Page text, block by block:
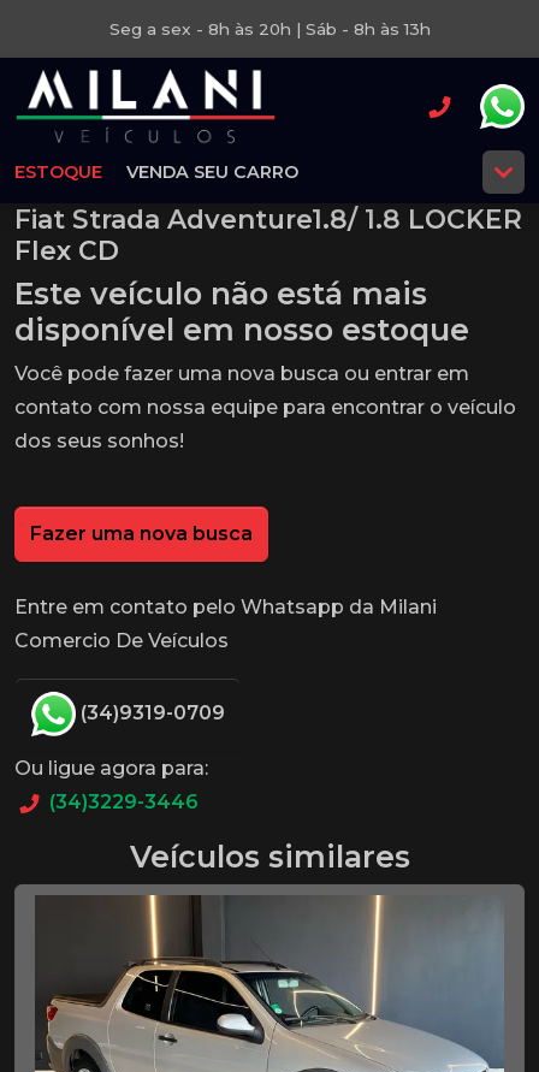
Seg a sex - 8h às 20h | Sáb - 8h às 13h
ESTOQUE VENDA SEU CARRO
Fiat Strada Adventure1.8/ 1.8 LOCKER
Flex CD
Este veículo não está mais
disponível em nosso estoque
Você pode fazer uma nova busca ou entrar em
contato com nossa equipe para encontrar o veículo
dos seus sonhos!
Fazer uma nova busca
Entre em contato pelo Whatsapp da Milani
Comercio De Veículos
(34)9319-0709
Ou ligue agora para:
(34)3229-3446
Veículos similares